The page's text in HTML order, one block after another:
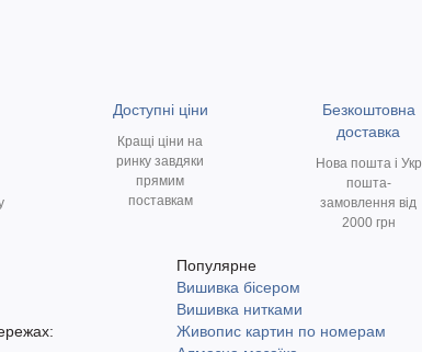
Доступні ціни
Кращі ціни на
ринку завдяки
прямим
поставкам
Безкоштовна
доставка
Нова пошта і Укр
пошта-
замовлення від
2000 грн
Популярне
Вишивка бісером
Вишивка нитками
Живопис картин по номерам